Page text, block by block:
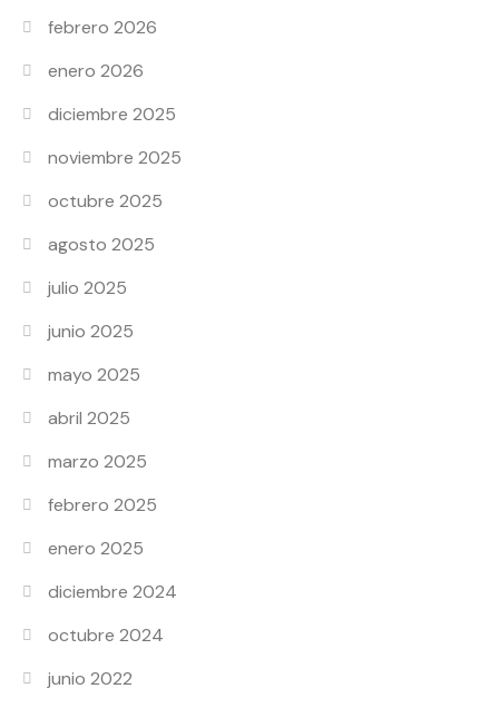
febrero 2026
enero 2026
diciembre 2025
noviembre 2025
octubre 2025
agosto 2025
julio 2025
junio 2025
mayo 2025
abril 2025
marzo 2025
febrero 2025
enero 2025
diciembre 2024
octubre 2024
junio 2022